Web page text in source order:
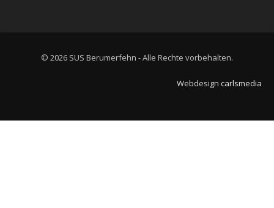
© 2026 SUS Berumerfehn - Alle Rechte vorbehalten.
Webdesign carlsmedia